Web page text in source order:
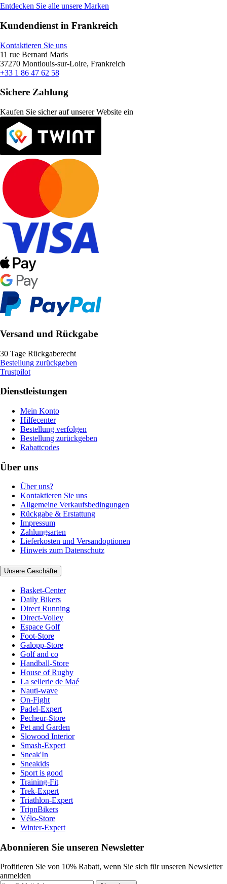
Entdecken Sie alle unsere Marken
Kundendienst in Frankreich
Kontaktieren Sie uns
11 rue Bernard Maris
37270 Montlouis-sur-Loire, Frankreich
+33 1 86 47 62 58
Sichere Zahlung
Kaufen Sie sicher auf unserer Website ein
Versand und Rückgabe
30 Tage Rückgaberecht
Bestellung zurückgeben
Trustpilot
Dienstleistungen
Mein Konto
Hilfecenter
Bestellung verfolgen
Bestellung zurückgeben
Rabattcodes
Über uns
Über uns?
Kontaktieren Sie uns
Allgemeine Verkaufsbedingungen
Rückgabe & Erstattung
Impressum
Zahlungsarten
Lieferkosten und Versandoptionen
Hinweis zum Datenschutz
Unsere Geschäfte
Basket-Center
Daily Bikers
Direct Running
Direct-Volley
Espace Golf
Foot-Store
Galopp-Store
Golf and co
Handball-Store
House of Rugby
La sellerie de Maé
Nauti-wave
On-Fight
Padel-Expert
Pecheur-Store
Pet and Garden
Slowood Interior
Smash-Expert
Sneak'In
Sneakids
Sport is good
Training-Fit
Trek-Expert
Triathlon-Expert
TripnBikers
Vélo-Store
Winter-Expert
Abonnieren Sie unseren Newsletter
Profitieren Sie von 10% Rabatt, wenn Sie sich für unseren Newsletter
anmelden